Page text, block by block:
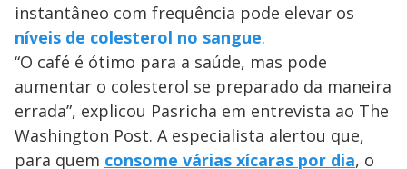
instantâneo com frequência pode elevar os
níveis de colesterol no sangue.
“O café é ótimo para a saúde, mas pode
aumentar o colesterol se preparado da maneira
errada”, explicou Pasricha em entrevista ao The
Washington Post. A especialista alertou que,
para quem consome várias xícaras por dia, o